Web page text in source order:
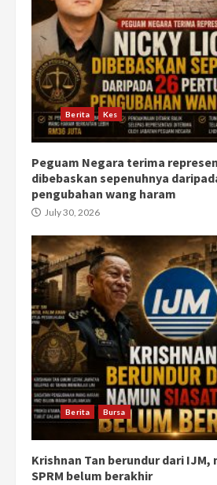
Berita Kes
Peguam Negara terima
dibebaskan sepenuhnya
pengubahan wang haram
July 30, 2026
Berita Bursa
Krishnan Tan berundur dari IJM,
SPRM belum berakhir